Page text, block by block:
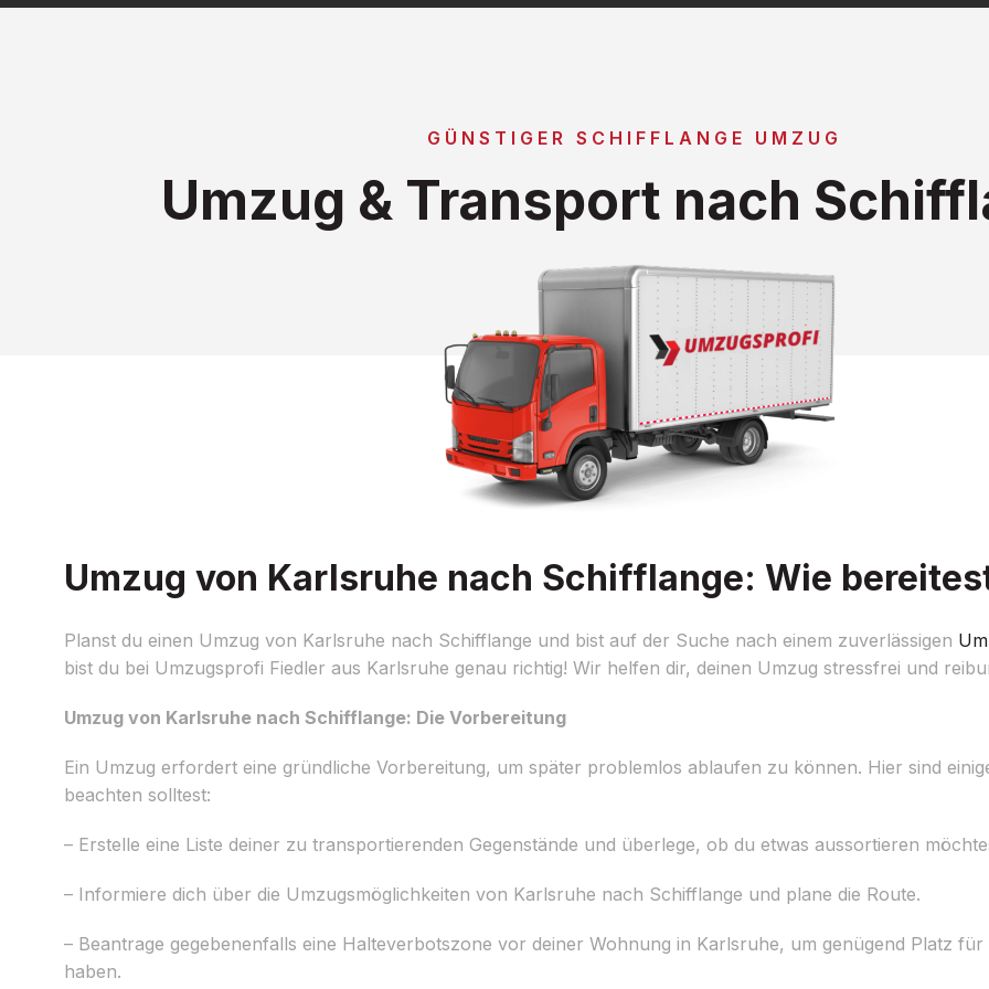
GÜNSTIGER SCHIFFLANGE UMZUG
Umzug & Transport nach
Umzug von Karlsruhe nach Schifflange: Wie
Planst du einen Umzug von Karlsruhe nach Schifflange und bist auf der Suche nach einem zuverlässigen
bist du bei Umzugsprofi Fiedler aus Karlsruhe genau richtig! Wir helfen dir, deinen Umzug stressfrei und
Umzug von Karlsruhe nach Schifflange: Die Vorbereitung
Ein Umzug erfordert eine gründliche Vorbereitung, um später problemlos ablaufen zu können. Hier sind
beachten solltest:
– Erstelle eine Liste deiner zu transportierenden Gegenstände und überlege, ob du etwas aussortieren
– Informiere dich über die Umzugsmöglichkeiten von Karlsruhe nach Schifflange und plane die Route.
– Beantrage gegebenenfalls eine Halteverbotszone vor deiner Wohnung in Karlsruhe, um genügend Platz
haben.